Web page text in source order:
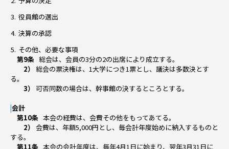
役員館の選出
決算の承認
その他、必要な事項
第9条 総会は、会員の3分の2の出席により成立する。
2） 総会の票決権は、1大学につき1票とし、議決は多数決とす
る。
3）
可否同数の場合は、幹事館の決するところとする。
|会計
第10条 本会の経費は、会費その他をもってあてる。
2） 会費は、年額5,000円とし、毎会計年度始めに納入するものと
する。
第11条 本会の会計年度は、毎年4月1日に始まり、翌年3月31日に